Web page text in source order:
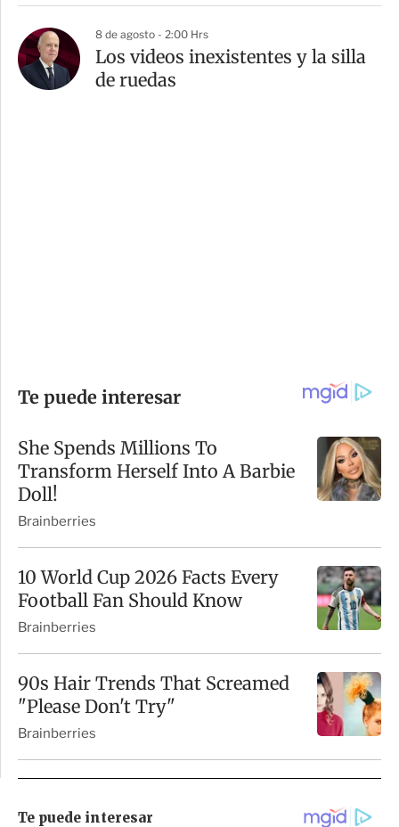
8 de agosto - 2:00 Hrs
Los videos inexistentes y la silla
de ruedas